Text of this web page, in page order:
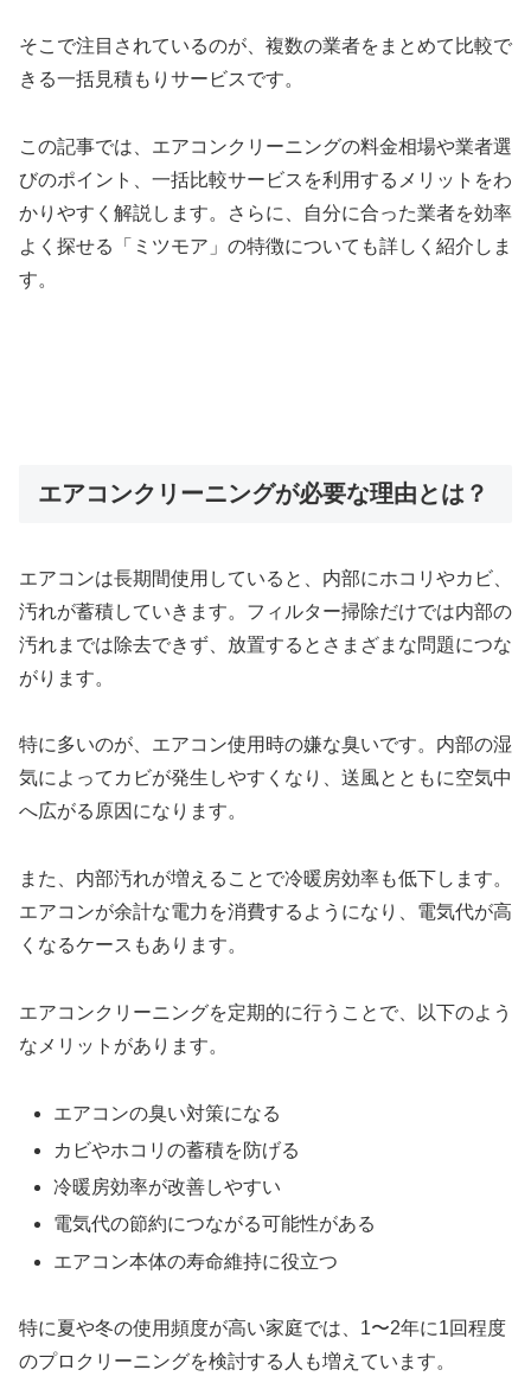
そこで注目されているのが、複数の業者をまとめて比較で
きる一括見積もりサービスです。
この記事では、エアコンクリーニングの料金相場や業者選
びのポイント、一括比較サービスを利用するメリットをわ
かりやすく解説します。さらに、自分に合った業者を効率
よく探せる「ミツモア」の特徴についても詳しく紹介しま
す。
エアコンクリーニングが必要な理由とは？
エアコンは長期間使用していると、内部にホコリやカビ、
汚れが蓄積していきます。フィルター掃除だけでは内部の
汚れまでは除去できず、放置するとさまざまな問題につな
がります。
特に多いのが、エアコン使用時の嫌な臭いです。内部の湿
気によってカビが発生しやすくなり、送風とともに空気中
へ広がる原因になります。
また、内部汚れが増えることで冷暖房効率も低下します。
エアコンが余計な電力を消費するようになり、電気代が高
くなるケースもあります。
エアコンクリーニングを定期的に行うことで、以下のよう
なメリットがあります。
エアコンの臭い対策になる
カビやホコリの蓄積を防げる
冷暖房効率が改善しやすい
電気代の節約につながる可能性がある
エアコン本体の寿命維持に役立つ
特に夏や冬の使用頻度が高い家庭では、1〜2年に1回程度
のプロクリーニングを検討する人も増えています。